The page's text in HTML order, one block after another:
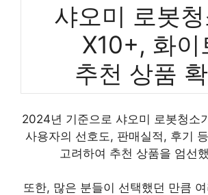
샤오미 로봇
X10+, 화이
추천 상품
2024년 기준으로 샤오미 로봇청소
사용자의 선호도, 판매실적, 후기
고려하여 추천 상품을 엄선
또한, 많은 분들이 선택했던 만큼